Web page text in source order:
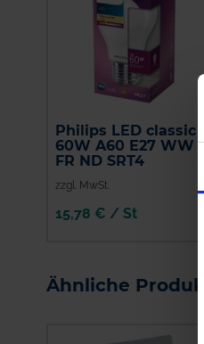
Philips LED classic
60W A60 E27 WW
FR ND SRT4
zzgl. MwSt.
15,78 € / St
Ähnliche